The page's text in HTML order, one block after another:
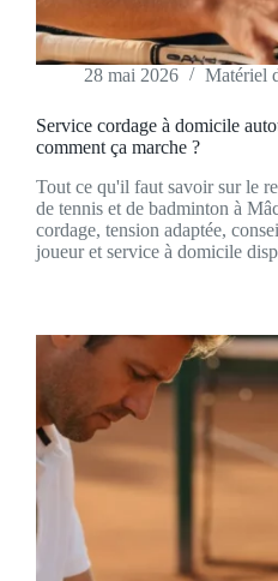
28 mai 2026 Matériel
Service cordage à domicile
comment ça marche ?
Tout ce qu'il faut savoir sur le
de tennis et de badminton à
cordage, tension adaptée,
joueur et service à domicile